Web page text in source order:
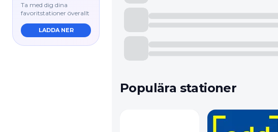
Ta med dig dina
favoritstationer överallt
LADDA NER
Populära stationer